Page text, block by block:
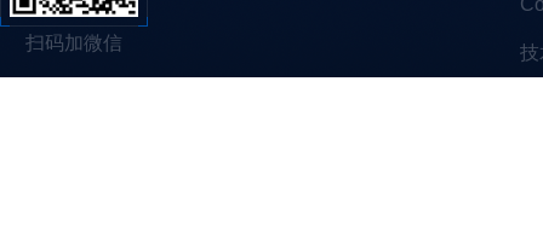
扫码加微信 技